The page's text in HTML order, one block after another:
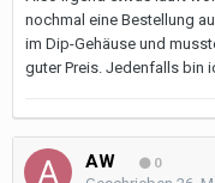
nochmal eine Bestellung
im Dip-Gehäuse und
guter Preis. Jedenfalls bin
AW 0